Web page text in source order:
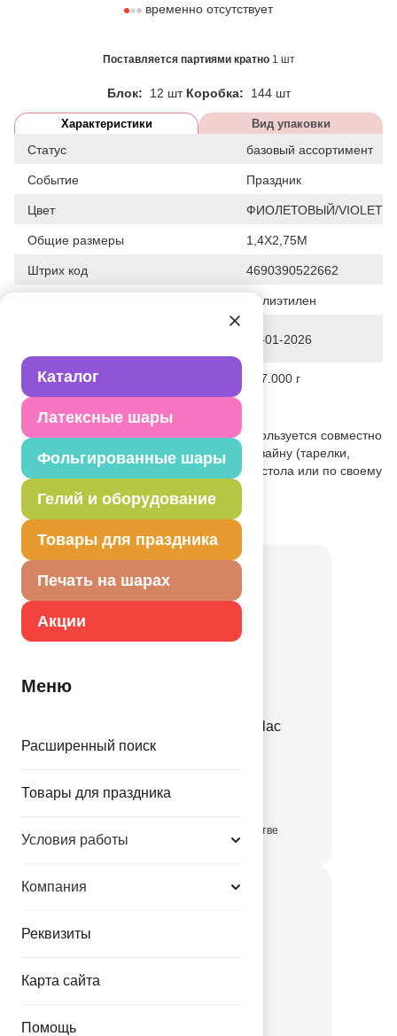
Каталог
Латексные шары
Фольгированные шары
Гелий и оборудование
Товары для праздника
Печать на шарах
Акции
Меню
Расширенный поиск
Товары для праздника
Условия работы
Компания
Реквизиты
Карта сайта
Помощь
временно отсутствует
Поставляется партиями кратно 1 шт
Блок: 12 шт Коробка: 144 шт
Характеристики Вид упаковки
Статус базовый ассортимент
Событие Праздник
Цвет ФИОЛЕТОВЫЙ/VIOLET
Общие размеры 1,4Х2,75М
Штрих код 4690390522662
Полиэтилен
28-01-2026
Вес 137.000 г
Описание товара
Однотонная фиолетовая скатерть - используется совместно
с другими элементами коллекции по дизайну (тарелки,
стаканы, приборы и т.п.) как украшение стола или по своему
Товар из коллекцииФиолетовая
Е 12" Пастель Retro Lilac
3.35 руб.
в достаточном количестве